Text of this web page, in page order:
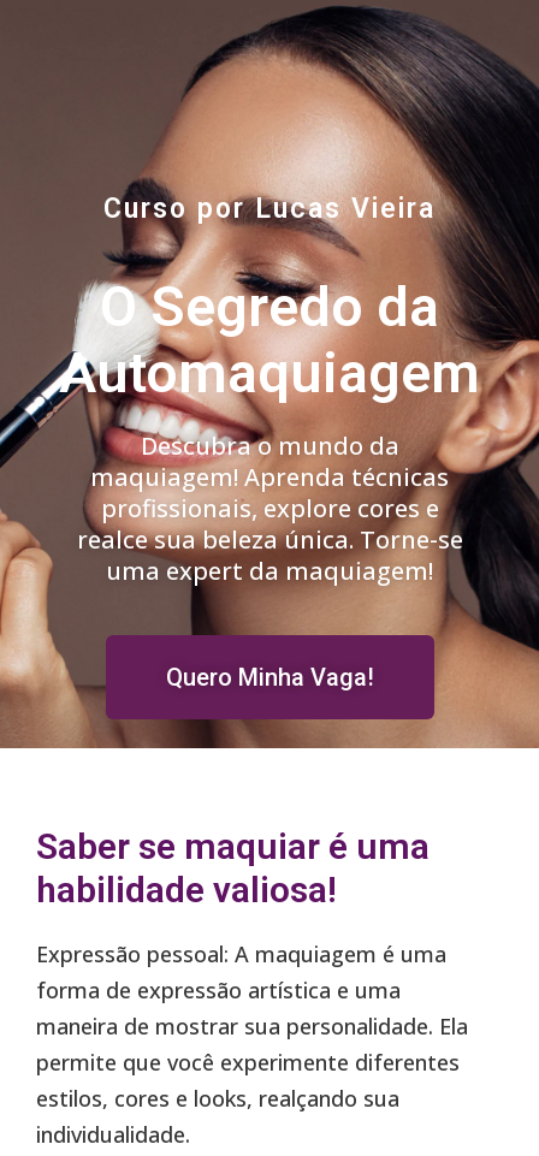
Curso por Lucas Vieira
O Segredo da
Automaquiagem
Descubra o mundo da
maquiagem! Aprenda técnicas
profissionais, explore cores e
realce sua beleza única. Torne-se
uma expert da maquiagem!
Quero Minha Vaga!
Saber se maquiar é uma
habilidade valiosa!
Expressão pessoal: A maquiagem é uma
forma de expressão artística e uma
maneira de mostrar sua personalidade. Ela
permite que você experimente diferentes
estilos, cores e looks, realçando sua
individualidade.